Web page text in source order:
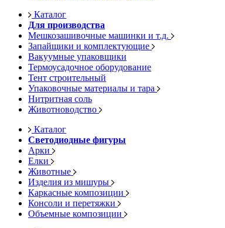
Каталог
Для производства
Мешкозашивочные машинки и т.д.
Запайщики и комплектующие
Вакуумные упаковщики
Термоусадочное оборудование
Тент строительный
Упаковочные материалы и тара
Нитритная соль
Животноводство
Каталог
Светодиодные фигуры
Арки
Елки
Животные
Изделия из мишуры
Каркасные композиции
Консоли и перетяжки
Объемные композиции